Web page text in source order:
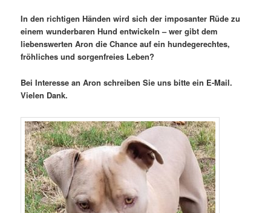
In den richtigen Händen wird sich der imposanter Rüde zu
einem wunderbaren Hund entwickeln – wer gibt dem
liebenswerten Aron die Chance auf ein hundegerechtes,
fröhliches und sorgenfreies Leben?
Bei Interesse an Aron schreiben Sie uns bitte ein E-Mail.
Vielen Dank.